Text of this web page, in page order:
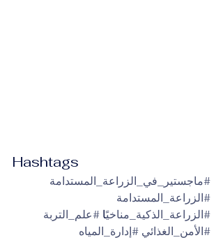
Hashtags
#ماجستير_في_الزراعة_المستدامة
#الزراعة_المستدامة
#الزراعة_الذكية_مناخيًا #علم_التربة
#الأمن_الغذائي #إدارة_المياه